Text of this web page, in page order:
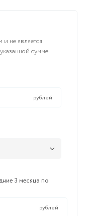
не является
сумме.
рублей
3 месяца по
рублей